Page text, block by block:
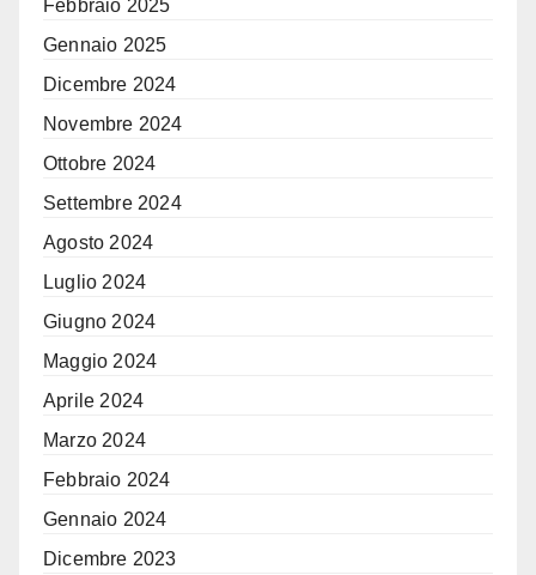
Febbraio 2025
Gennaio 2025
Dicembre 2024
Novembre 2024
Ottobre 2024
Settembre 2024
Agosto 2024
Luglio 2024
Giugno 2024
Maggio 2024
Aprile 2024
Marzo 2024
Febbraio 2024
Gennaio 2024
Dicembre 2023